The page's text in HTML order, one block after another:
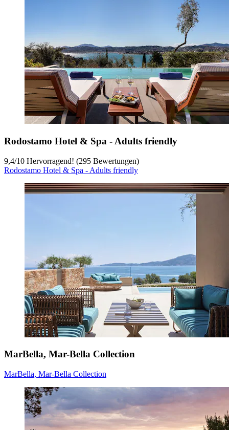
Rodostamo Hotel & Spa - Adults friendly
9,4/10 Hervorragend! (295 Bewertungen)
Rodostamo Hotel & Spa - Adults friendly
MarBella, Mar-Bella Collection
MarBella, Mar-Bella Collection